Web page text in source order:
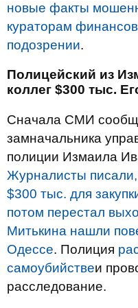
новые факты
кураторам
подозрении.
Полицейский из
коллег $300 тыс.
Сначала СМИ
замначальника
полиции Измаила
Журналисты писали,
$300 тыс. для
потом перестал
Митькина нашли
Одессе. Полиция
самоубийствеи
расследование.